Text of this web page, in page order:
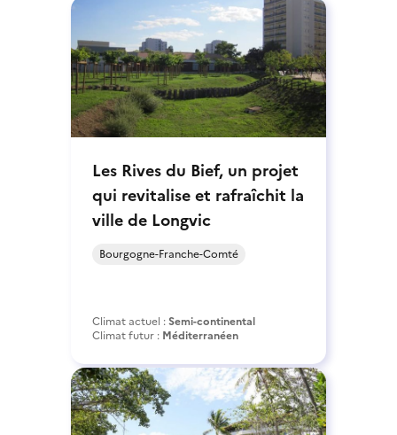
Les Rives du Bief, un projet
qui revitalise et rafraîchit la
ville de Longvic
Bourgogne-Franche-Comté
Climat actuel :Semi-continental
Climat futur : Méditerranéen